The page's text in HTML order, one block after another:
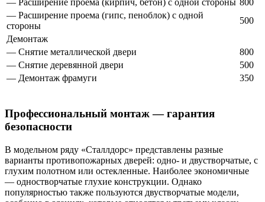
— Расширение проема (кирпич, бетон) с одной стороны 800
— Расширение проема (гипс, пеноблок) с одной
стороны
500
Демонтаж
— Снятие металлической двери
800
— Снятие деревянной двери
500
— Демонтаж фрамуги
350
Профессиональный монтаж — гарантия
безопасности
В модельном ряду «Сталлдорс» представлены разные
варианты противопожарных дверей: одно- и двустворчатые, с
глухим полотном или остекленные. Наиболее экономичные
— одностворчатые глухие конструкции. Однако
популярностью также пользуются двустворчатые модели,